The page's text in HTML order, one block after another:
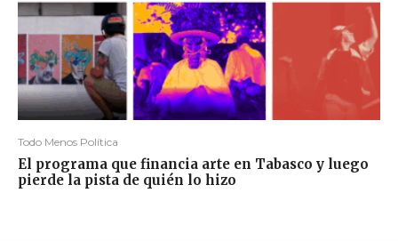
Todo Menos Política
El programa que financia arte en Tabasco y luego
pierde la pista de quién lo hizo